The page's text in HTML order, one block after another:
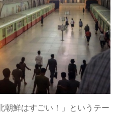
朝鮮はすごい！」というテー